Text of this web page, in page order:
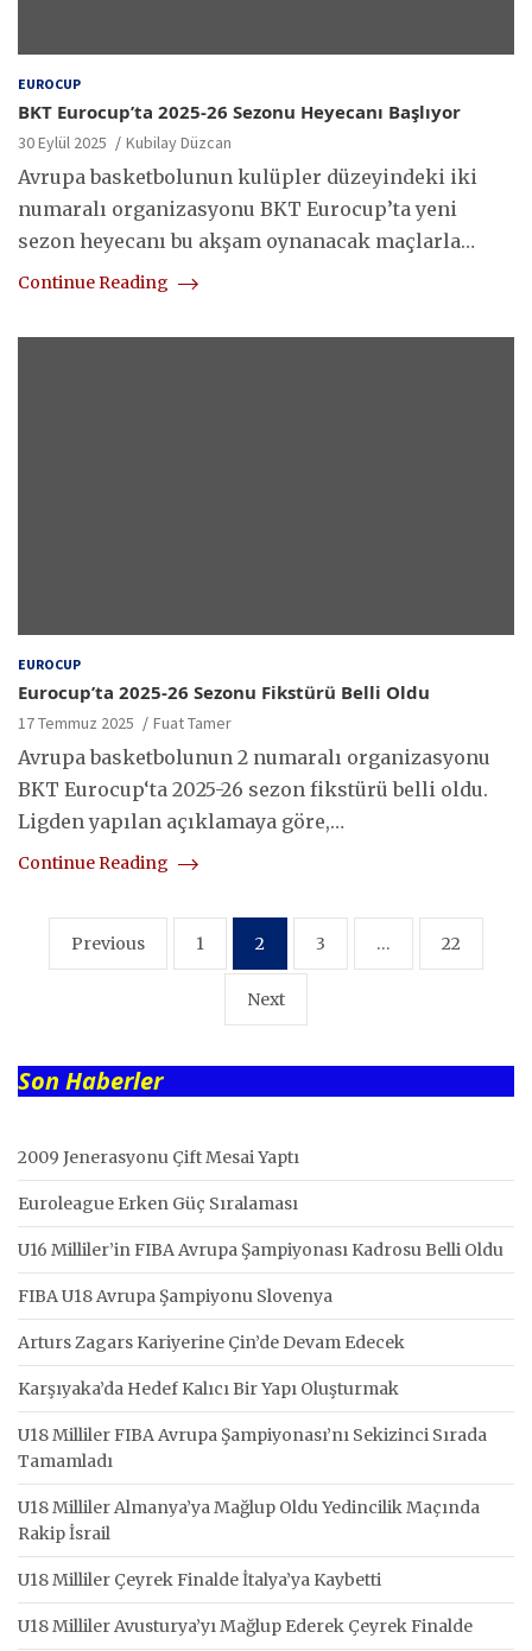
EUROCUP
BKT Eurocup’ta 2025-26 Sezonu Heyecanı Başlıyor
30 Eylül 2025 Kubilay Düzcan
Avrupa basketbolunun kulüpler düzeyindeki iki
numaralı organizasyonu BKT Eurocup’ta yeni
sezon heyecanı bu akşam oynanacak maçlarla…
Continue Reading
EUROCUP
Eurocup’ta 2025-26 Sezonu Fikstürü Belli Oldu
17 Temmuz 2025 Fuat Tamer
Avrupa basketbolunun 2 numaralı organizasyonu
BKT Eurocup‘ta 2025-26 sezon fikstürü belli oldu.
Ligden yapılan açıklamaya göre,…
Continue Reading
sayfalaması
Previous 1 2 3 … 22
Next
Son Haberler
2009 Jenerasyonu Çift Mesai Yaptı
Euroleague Erken Güç Sıralaması
U16 Milliler’in FIBA Avrupa Şampiyonası Kadrosu Belli Oldu
FIBA U18 Avrupa Şampiyonu Slovenya
Arturs Zagars Kariyerine Çin’de Devam Edecek
Karşıyaka’da Hedef Kalıcı Bir Yapı Oluşturmak
U18 Milliler FIBA Avrupa Şampiyonası’nı Sekizinci Sırada
Tamamladı
U18 Milliler Almanya’ya Mağlup Oldu Yedincilik Maçında
Rakip İsrail
U18 Milliler Çeyrek Finalde İtalya’ya Kaybetti
U18 Milliler Avusturya’yı Mağlup Ederek Çeyrek Finalde